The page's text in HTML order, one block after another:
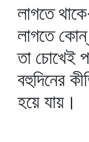
লাগতে
লাগতে কোন্‌
তা চোখেই
বহুদিনের
হয়ে যায়।